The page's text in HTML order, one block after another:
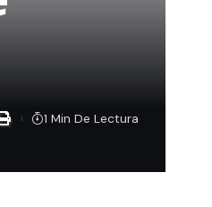
1 Min De Lectura